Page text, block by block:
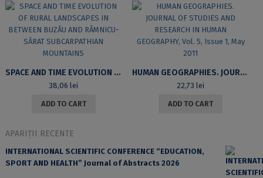
SPACE AND TIME EVOLUTION OF RURAL LANDSCAPES IN BETWEEN BUZĂU AND RÂMNICU-SĂRAT SUBCARPATHIAN MOUNTAINS
38,06lei
ADD TO CART
HUMAN GEOGRAPHIES. JOURNAL OF STUDIES AND RESEARCH IN HUMAN GEOGRAPHY, VOL. 5, ISSUE 1, MAY 2011
22,73lei
ADD TO CART
APARIȚII RECENTE
INTERNATIONAL SCIENTIFIC CONFERENCE “EDUCATION,
SPORT AND HEALTH” Journal of Abstracts 2026